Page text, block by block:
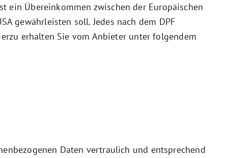
ein Übereinkommen zwischen der Europäischen
gewährleisten soll. Jedes nach dem DPF
erhalten Sie vom Anbieter unter folgendem
Daten vertraulich und entsprechend